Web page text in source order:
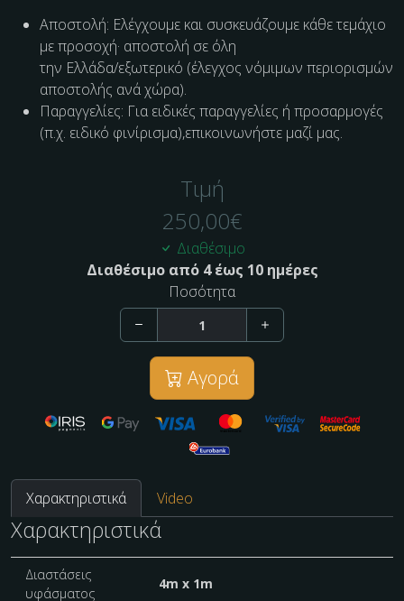
Αποστολή: Ελέγχουμε και συσκευάζουμε κάθε τεμάχιο
με προσοχή· αποστολή σε όλη
την Ελλάδα/εξωτερικό (έλεγχος νόμιμων περιορισμών
αποστολής ανά χώρα).
Παραγγελίες: Για ειδικές παραγγελίες ή προσαρμογές
(π.χ. ειδικό φινίρισμα),επικοινωνήστε μαζί μας.
Τιμή
250,00€
Διαθέσιμο
Διαθέσιμο από 4 έως 10 ημέρες
Ποσότητα
Αγορά
Χαρακτηριστικά Video
Χαρακτηριστικά
Διαστάσεις
υφάσματος
4m x 1m